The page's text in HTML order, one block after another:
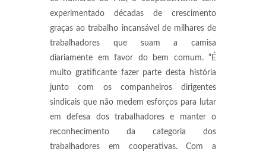
experimentado décadas de crescimento
graças ao trabalho incansável de milhares de
trabalhadores que suam a camisa
diariamente em favor do bem comum. “É
muito gratificante fazer parte desta história
junto com os companheiros dirigentes
sindicais que não medem esforços para lutar
em defesa dos trabalhadores e manter o
reconhecimento da categoria dos
trabalhadores em cooperativas. Com a